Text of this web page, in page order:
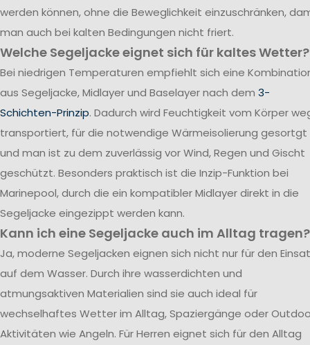
werden können, ohne die Beweglichkeit einzuschränken,
man auch bei kalten Bedingungen nicht friert.
Welche Segeljacke eignet sich für kaltes Wetter?
Bei niedrigen Temperaturen empfiehlt sich eine
aus Segeljacke, Midlayer und Baselayer nach dem 3-
Schichten-Prinzip. Dadurch wird Feuchtigkeit vom Körper
transportiert, für die notwendige Wärmeisolierung gesortgt
und man ist zu dem zuverlässig vor Wind, Regen und Gischt
geschützt. Besonders praktisch ist die Inzip-Funktion bei
Marinepool, durch die ein kompatibler Midlayer direkt in die
Segeljacke eingezippt werden kann.
Kann ich eine Segeljacke auch im Alltag tragen?
Ja, moderne Segeljacken eignen sich nicht nur für den
auf dem Wasser. Durch ihre wasserdichten und
atmungsaktiven Materialien sind sie auch ideal für
wechselhaftes Wetter im Alltag, Spaziergänge oder
Aktivitäten wie Angeln. Für Herren eignet sich für den Alltag